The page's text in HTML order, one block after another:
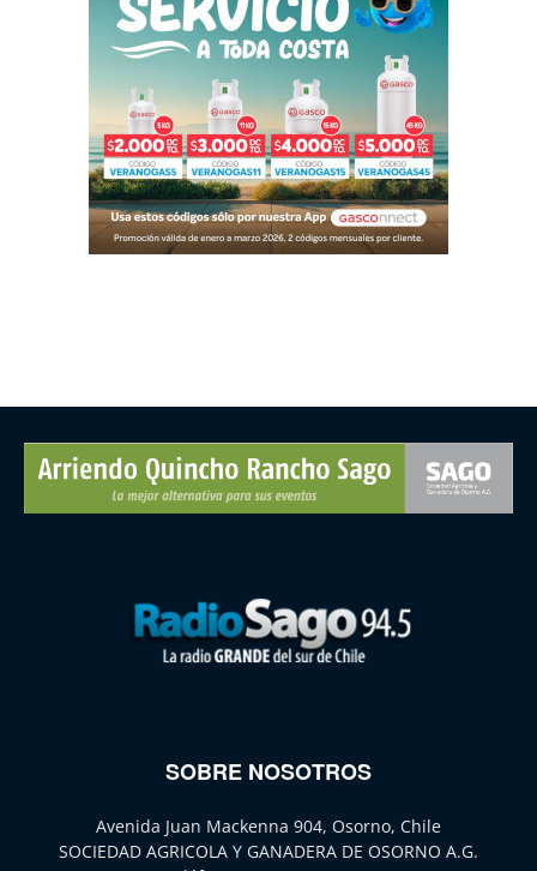
SOBRE NOSOTROS
Avenida Juan Mackenna 904, Osorno, Chile
SOCIEDAD AGRICOLA Y GANADERA DE OSORNO A.G.